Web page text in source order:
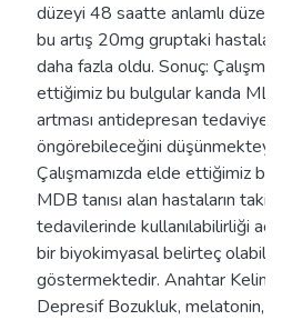
düzeyi 48 saatte anlamlı
bu artış 20mg gruptaki
daha fazla oldu. Sonuç:
ettiğimiz bu bulgular kanda
artması antidepresan tedaviye
öngörebileceğini
Çalışmamızda elde ettiğimiz
MDB tanısı alan hastaların
tedavilerinde kullanılabilirliği
bir biyokimyasal belirteç
göstermektedir. Anahtar
Depresif Bozukluk, melatonin,